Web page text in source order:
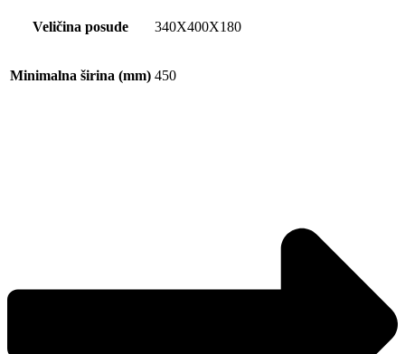
Veličina posude 340X400X180
Minimalna širina (mm) 450